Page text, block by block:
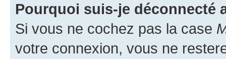
Pourquoi suis-je déconnecté
Si vous ne cochez pas la case
votre connexion, vous ne